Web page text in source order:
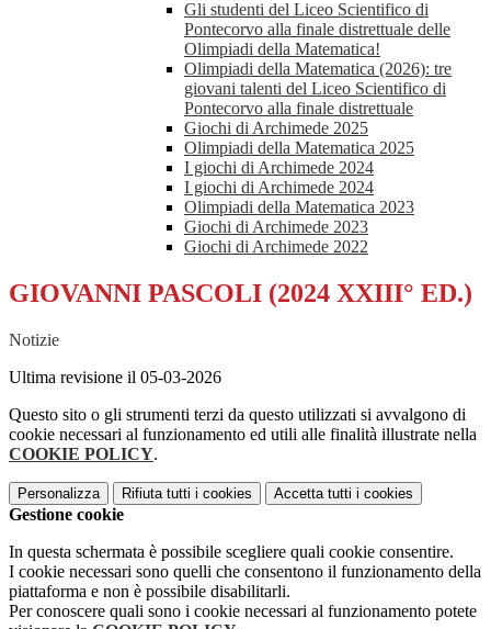
Gli studenti del Liceo Scientifico di
Pontecorvo alla finale distrettuale delle
Olimpiadi della Matematica!
Olimpiadi della Matematica (2026): tre
giovani talenti del Liceo Scientifico di
Pontecorvo alla finale distrettuale
Giochi di Archimede 2025
Olimpiadi della Matematica 2025
I giochi di Archimede 2024
I giochi di Archimede 2024
Olimpiadi della Matematica 2023
Giochi di Archimede 2023
Giochi di Archimede 2022
GIOVANNI PASCOLI (2024 XXIII° ED.)
Notizie
Ultima revisione il 05-03-2026
Questo sito o gli strumenti terzi da questo utilizzati si avvalgono di
cookie necessari al funzionamento ed utili alle finalità illustrate nella
COOKIE POLICY.
Personalizza Rifiuta tutti i cookies Accetta tutti i cookies
Gestione cookie
In questa schermata è possibile scegliere quali cookie consentire.
I cookie necessari sono quelli che consentono il funzionamento della
piattaforma e non è possibile disabilitarli.
Per conoscere quali sono i cookie necessari al funzionamento potete